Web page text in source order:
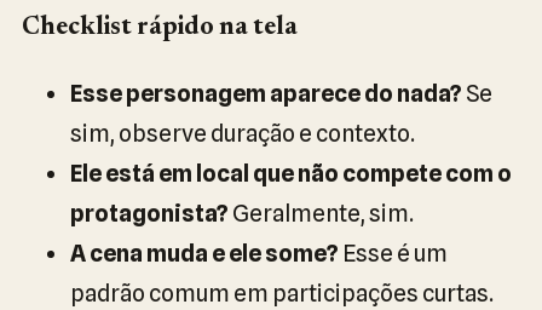
Checklist rápido na tela
Esse personagem aparece do nada? Se
sim, observe duração e contexto.
Ele está em local que não compete com o
protagonista? Geralmente, sim.
A cena muda e ele some? Esse é um
padrão comum em participações curtas.